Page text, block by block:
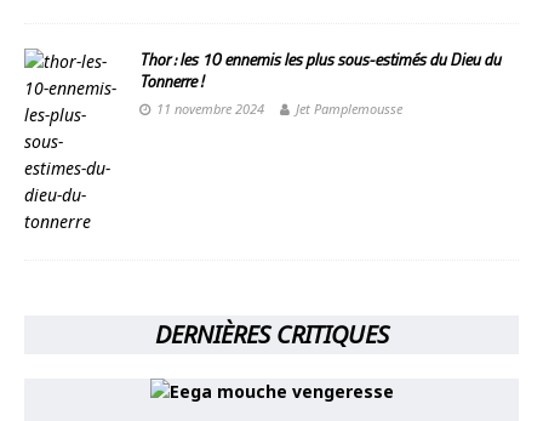
Thor : les 10 ennemis les plus sous-estimés du Dieu du
Tonnerre !
11 novembre 2024 Jet Pamplemousse
DERNIÈRES CRITIQUES